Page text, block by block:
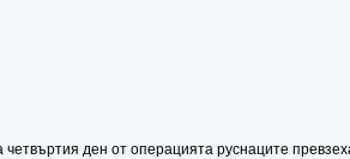
ден от операцията руснаците